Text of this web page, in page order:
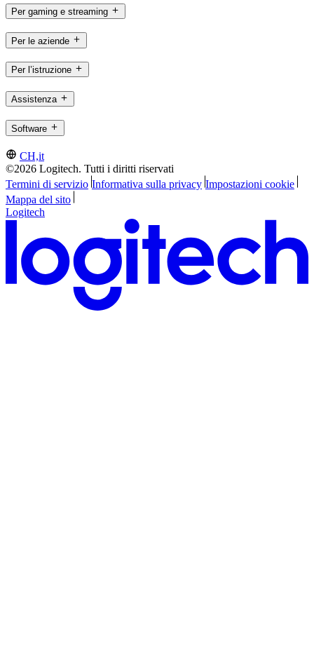
Per gaming e streaming
Per le aziende
Per l’istruzione
Assistenza
Software
CH,it
©2026 Logitech. Tutti i diritti riservati
Termini di servizio Informativa sulla privacy Impostazioni cookie
Mappa del sito
Logitech